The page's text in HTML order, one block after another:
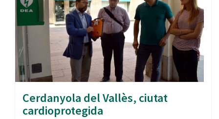
Cerdanyola del Vallès, ciutat
cardioprotegida